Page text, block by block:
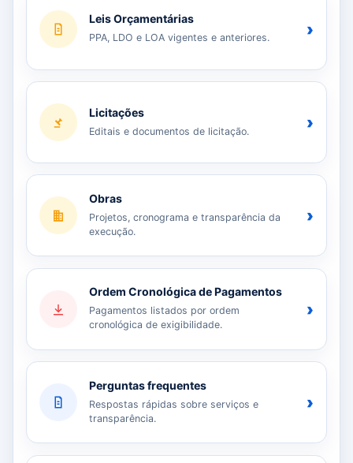
Leis Orçamentárias
PPA, LDO e LOA vigentes e anteriores. ›
Licitações
Editais e documentos de licitação. ›
Obras
Projetos, cronograma e transparência da
execução.
›
Ordem Cronológica de Pagamentos
Pagamentos listados por ordem
cronológica de exigibilidade.
›
Perguntas frequentes
Respostas rápidas sobre serviços e
transparência.
›